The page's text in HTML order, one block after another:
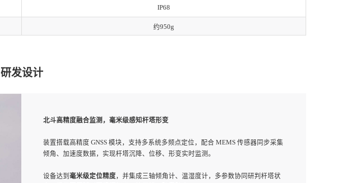
IP68
约950g
研发设计
北斗高精度融合监测，毫米级感知杆塔形变
装置搭载高精度 GNSS 模块，支持多系统多频点定位，配合 MEMS 传感器同步采集
倾角、加速度数据，实现杆塔沉降、位移、形变实时监测。
设备达到 毫米级定位精度，并集成三轴倾角计、温湿度计，多参数协同研判杆塔状